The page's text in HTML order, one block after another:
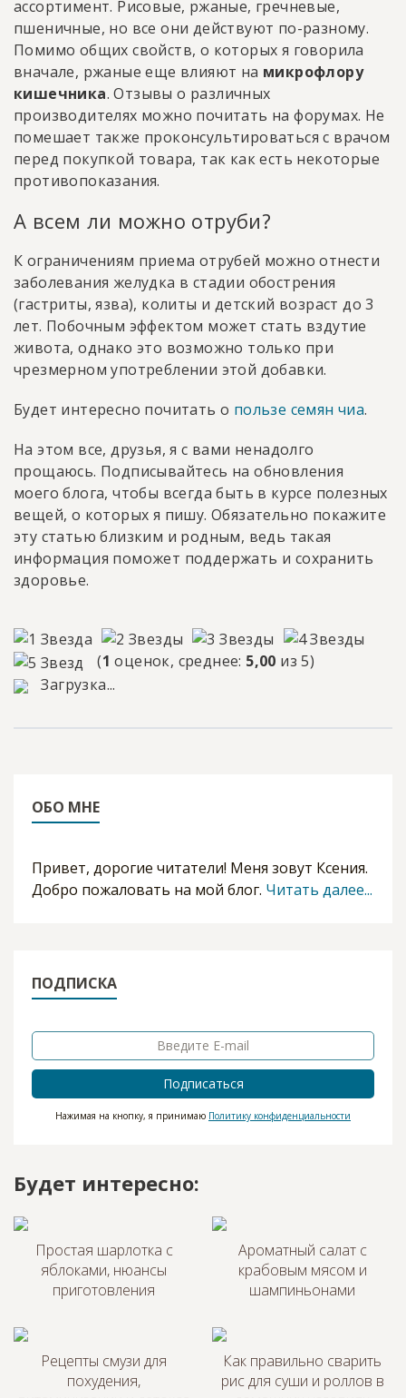
ассортимент. Рисовые, ржаные, гречневые,
пшеничные, но все они действуют по-разному.
Помимо общих свойств, о которых я говорила
вначале, ржаные еще влияют на микрофлору
кишечника. Отзывы о различных
производителях можно почитать на форумах. Не
помешает также проконсультироваться с врачом
перед покупкой товара, так как есть некоторые
противопоказания.
А всем ли можно отруби?
К ограничениям приема отрубей можно отнести
заболевания желудка в стадии обострения
(гастриты, язва), колиты и детский возраст до 3
лет. Побочным эффектом может стать вздутие
живота, однако это возможно только при
чрезмерном употреблении этой добавки.
Будет интересно почитать о пользе семян чиа.
На этом все, друзья, я с вами ненадолго
прощаюсь. Подписывайтесь на обновления
моего блога, чтобы всегда быть в курсе полезных
вещей, о которых я пишу. Обязательно покажите
эту статью близким и родным, ведь такая
информация поможет поддержать и сохранить
здоровье.
(1 оценок, среднее: 5,00 из 5)
Загрузка...
ОБО МНЕ
Привет, дорогие читатели! Меня зовут Ксения.
Добро пожаловать на мой блог. Читать далее...
ПОДПИСКА
Подписаться
Нажимая на кнопку, я принимаю Политику конфиденциальности
Будет интересно:
Простая шарлотка с
яблоками, нюансы
приготовления
Ароматный салат с
крабовым мясом и
шампиньонами
Рецепты смузи для
похудения,
Как правильно сварить
рис для суши и роллов в